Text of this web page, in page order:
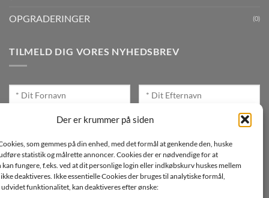
Der er krummer på siden
som gemmes på din enhed, med det formål at genkende den, huske
statistik og målrette annoncer. Cookies der er nødvendige for at
fungere, f.eks. ved at dit personlige login eller indkøbskurv huskes mellem
deaktiveres. Ikke essentielle Cookies der bruges til analytiske formål,
funktionalitet, kan deaktiveres efter ønske:
OPGRADERINGER (0)
TILMELD DIG VORES NYHEDSBREV
Jeg ønsker at modtage mails fra TJdata!
Læs vores Persondatapolitik